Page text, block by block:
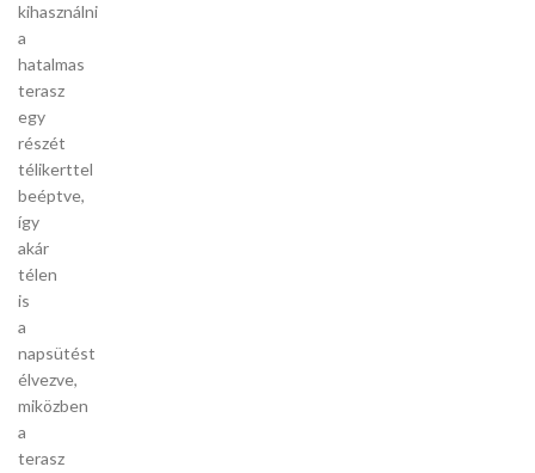
kihasználni
a
hatalmas
terasz
egy
részét
télikerttel
beéptve,
így
akár
télen
is
a
napsütést
élvezve,
miközben
a
terasz